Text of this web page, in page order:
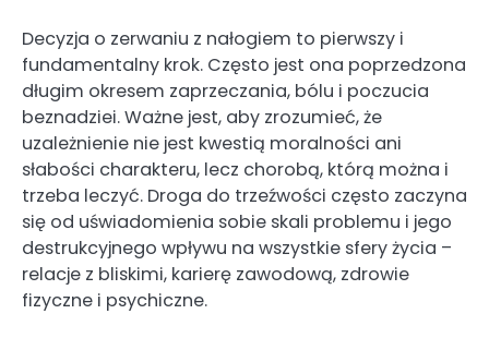
Decyzja o zerwaniu z nałogiem to pierwszy i
fundamentalny krok. Często jest ona poprzedzona
długim okresem zaprzeczania, bólu i poczucia
beznadziei. Ważne jest, aby zrozumieć, że
uzależnienie nie jest kwestią moralności ani
słabości charakteru, lecz chorobą, którą można i
trzeba leczyć. Droga do trzeźwości często zaczyna
się od uświadomienia sobie skali problemu i jego
destrukcyjnego wpływu na wszystkie sfery życia –
relacje z bliskimi, karierę zawodową, zdrowie
fizyczne i psychiczne.